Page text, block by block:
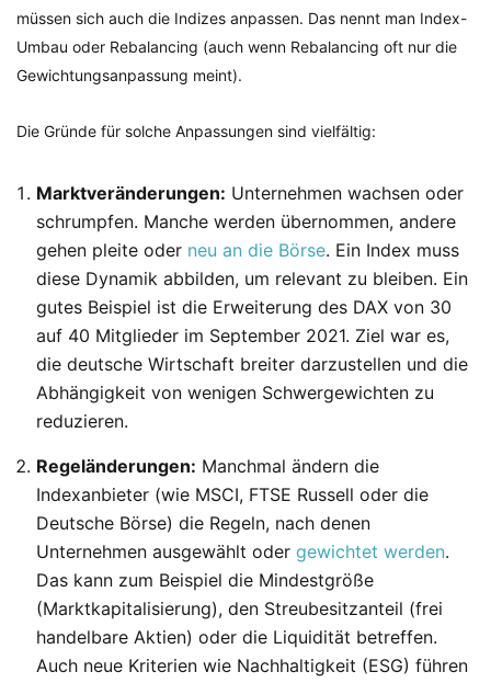
müssen sich auch die Indizes anpassen. Das nennt man Index-
Umbau oder Rebalancing (auch wenn Rebalancing oft nur die
Gewichtungsanpassung meint).
Die Gründe für solche Anpassungen sind vielfältig:
Marktveränderungen: Unternehmen wachsen oder
schrumpfen. Manche werden übernommen, andere
gehen pleite oder neu an die Börse. Ein Index muss
diese Dynamik abbilden, um relevant zu bleiben. Ein
gutes Beispiel ist die Erweiterung des DAX von 30
auf 40 Mitglieder im September 2021. Ziel war es,
die deutsche Wirtschaft breiter darzustellen und die
Abhängigkeit von wenigen Schwergewichten zu
reduzieren.
Regeländerungen: Manchmal ändern die
Indexanbieter (wie MSCI, FTSE Russell oder die
Deutsche Börse) die Regeln, nach denen
Unternehmen ausgewählt oder gewichtet werden.
Das kann zum Beispiel die Mindestgröße
(Marktkapitalisierung), den Streubesitzanteil (frei
handelbare Aktien) oder die Liquidität betreffen.
Auch neue Kriterien wie Nachhaltigkeit (ESG) führen